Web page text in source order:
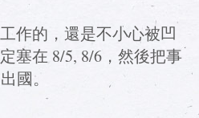
作的，還是不小心被凹
塞在 8/5, 8/6，然後把事
國。